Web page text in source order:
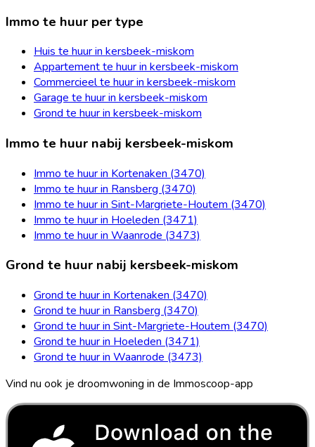
Immo te huur per type
Huis te huur in kersbeek-miskom
Appartement te huur in kersbeek-miskom
Commercieel te huur in kersbeek-miskom
Garage te huur in kersbeek-miskom
Grond te huur in kersbeek-miskom
Immo te huur nabij kersbeek-miskom
Immo te huur in Kortenaken (3470)
Immo te huur in Ransberg (3470)
Immo te huur in Sint-Margriete-Houtem (3470)
Immo te huur in Hoeleden (3471)
Immo te huur in Waanrode (3473)
Grond te huur nabij kersbeek-miskom
Grond te huur in Kortenaken (3470)
Grond te huur in Ransberg (3470)
Grond te huur in Sint-Margriete-Houtem (3470)
Grond te huur in Hoeleden (3471)
Grond te huur in Waanrode (3473)
Vind nu ook je droomwoning in de Immoscoop-app